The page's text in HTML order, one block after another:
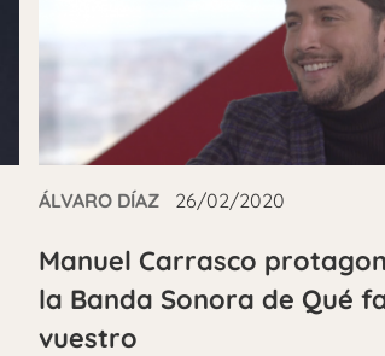
ÁLVARO DÍAZ 26/02/2020
Manuel Carrasco
la Banda Sonora de Qué
vuestro